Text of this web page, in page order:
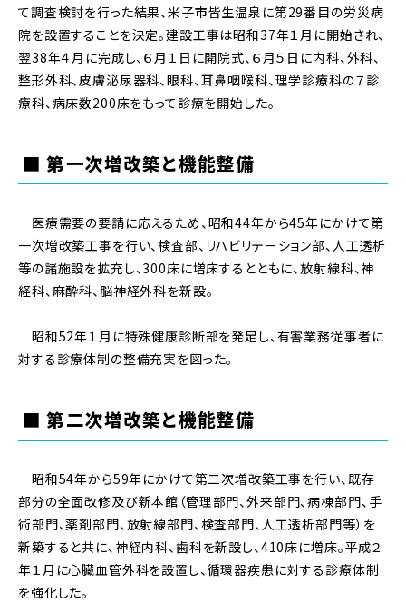
て調査検討を行った結果、米子市皆生温泉に第29番目の労災病
院を設置することを決定。建設工事は昭和37年１月に開始され、
翌38年４月に完成し、６月１日に開院式、６月５日に内科、外科、
整形外科、皮膚泌尿器科、眼科、耳鼻咽喉科、理学診療科の７診
療科、病床数200床をもって診療を開始した。
■ 第一次増改築と機能整備
医療需要の要請に応えるため、昭和44年から45年にかけて第
一次増改築工事を行い、検査部、リハビリテーション部、人工透析
等の諸施設を拡充し、300床に増床するとともに、放射線科、神
経科、麻酔科、脳神経外科を新設。
昭和52年１月に特殊健康診断部を発足し、有害業務従事者に
対する診療体制の整備充実を図った。
■ 第二次増改築と機能整備
昭和54年から59年にかけて第二次増改築工事を行い、既存
部分の全面改修及び新本館（管理部門、外来部門、病棟部門、手
術部門、薬剤部門、放射線部門、検査部門、人工透析部門等）を
新築すると共に、神経内科、歯科を新設し、410床に増床。平成２
年１月に心臓血管外科を設置し、循環器疾患に対する診療体制
を強化した。